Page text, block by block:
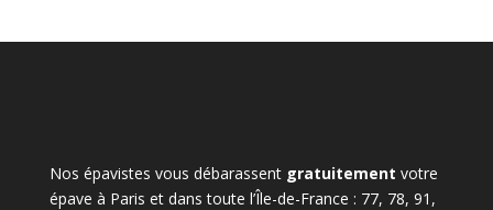
Nos épavistes vous débarassent gratuitement votre
épave à Paris et dans toute l’Île-de-France : 77, 78, 91,